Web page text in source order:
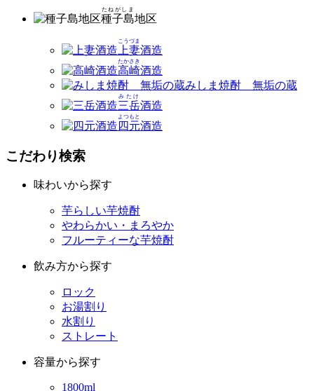
種子島
たねがしま
地区
上妻
こうづま
酒造
高崎
たかさき
酒造
みしま焼酎 無垢の蔵
三岳
みたけ
酒造
四元
よつもと
酒造
こだわり検索
味わいから探す
芋らしい芋焼酎
やわらかい・まろやか
フルーティーな芋焼酎
飲み方から探す
ロック
お湯割り
水割り
ストレート
容量から探す
1800ml